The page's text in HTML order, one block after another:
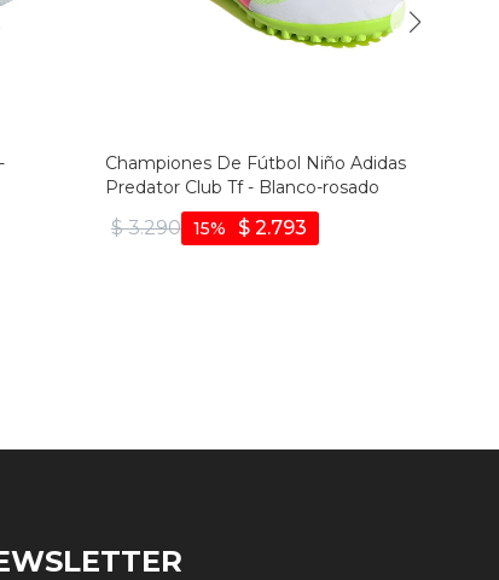
Championes De Fútbol Niño Adidas
Predator Club Tf - Blanco-rosado
$ 3.290 $ 2.793
15